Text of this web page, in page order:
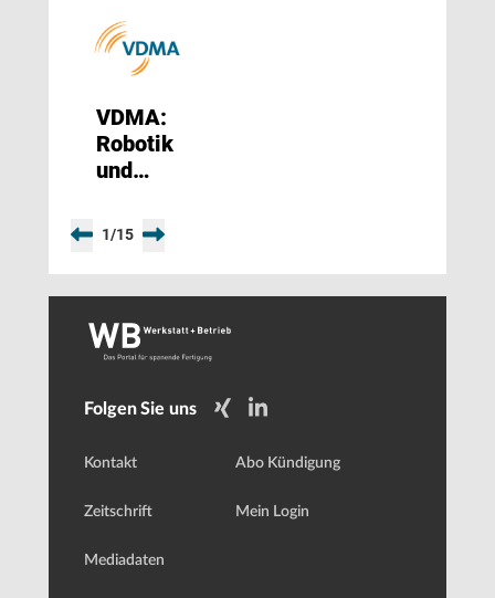
VDMA:
Robotik
und
1/15
Folgen Sie uns
Kontakt
Zeitschrift
Mediadaten
Abo Kündigung
Mein Login